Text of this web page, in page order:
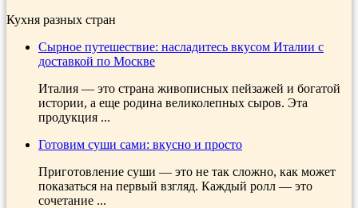
Кухня разных стран
Сырное путешествие: насладитесь вкусом Италии с
доставкой по Москве
Италия — это страна живописных пейзажей и богатой
истории, а еще родина великолепных сыров. Эта
продукция ...
Готовим суши сами: вкусно и просто
Приготовление суши — это не так сложно, как может
показаться на первый взгляд. Каждый ролл — это
сочетание ...